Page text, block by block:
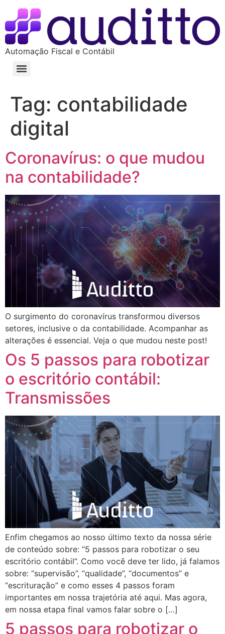
Automação Fiscal e Contábil
Tag: contabilidade
digital
Coronavírus: o que mudou
na contabilidade?
O surgimento do coronavírus transformou diversos
setores, inclusive o da contabilidade. Acompanhar as
alterações é essencial. Veja o que mudou neste post!
Os 5 passos para robotizar
o escritório contábil:
Transmissões
Enfim chegamos ao nosso último texto da nossa série
de conteúdo sobre: “5 passos para robotizar o seu
escritório contábil”. Como você deve ter lido, já falamos
sobre: “supervisão”, “qualidade”, “documentos” e
“escrituração” e como esses 4 passos foram
importantes em nossa trajetória até aqui. Mas agora,
em nossa etapa final vamos falar sobre o […]
5 passos para robotizar o